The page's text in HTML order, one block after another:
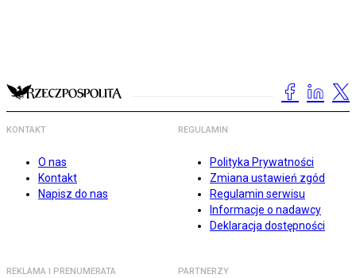
KONTAKT
O nas
Kontakt
Napisz do nas
REGULAMIN
Polityka Prywatności
Zmiana ustawień zgód
Regulamin serwisu
Informacje o nadawcy
Deklaracja dostępności
REKLAMA I PRENUMERATA PARTNERZY